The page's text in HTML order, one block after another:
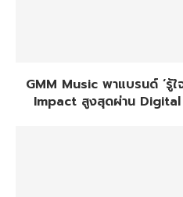
GMM Music พาแบรนด์ ‘รู้ใ
Impact สูงสุดผ่าน